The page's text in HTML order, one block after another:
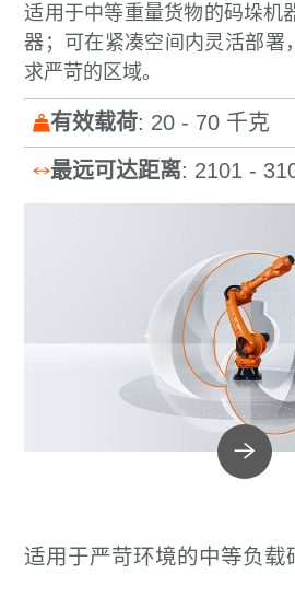
适用于中等重量货物的码垛机
器；可在紧凑空间内灵活部署
求严苛的区域。
有效载荷: 20 - 70 千克
最远可达距离: 2101 -
适用于严苛环境的中等负载